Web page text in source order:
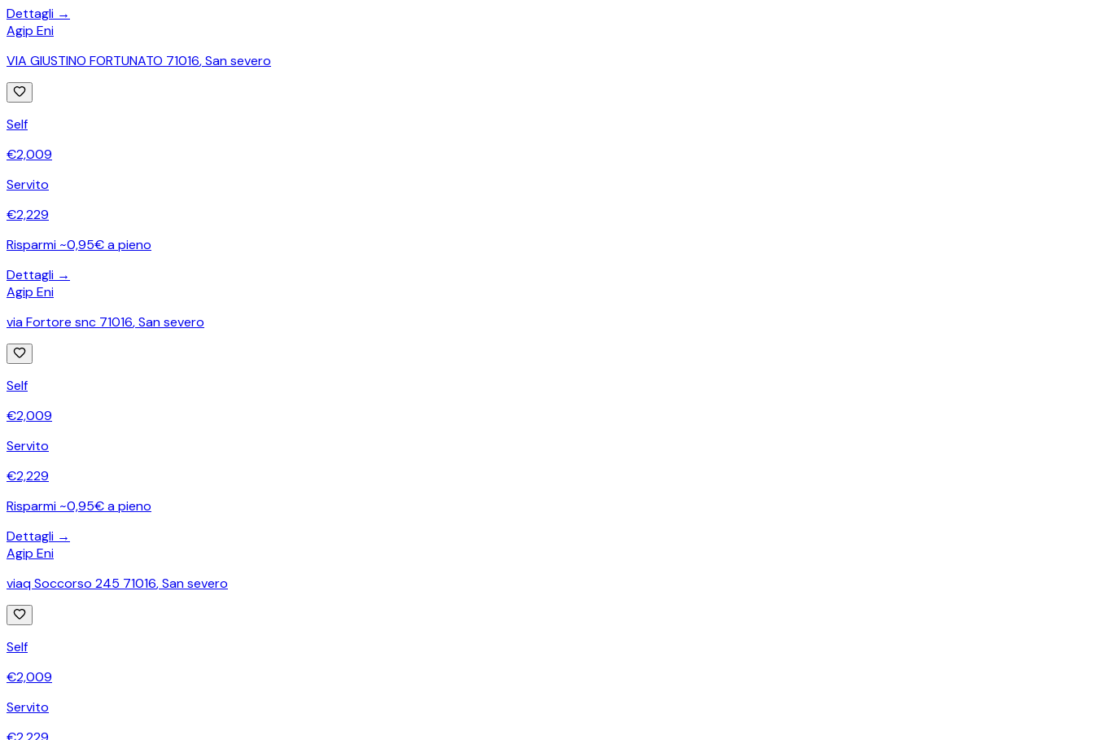
Dettagli →
Agip Eni
VIA GIUSTINO FORTUNATO 71016,San severo
Self
€2,009
Servito
€2,229
Risparmi ~0,95€ a pieno
Dettagli →
Agip Eni
via Fortore snc 71016,San severo
Self
€2,009
Servito
€2,229
Risparmi ~0,95€ a pieno
Dettagli →
Agip Eni
viaq Soccorso 245 71016,San severo
Self
€2,009
Servito